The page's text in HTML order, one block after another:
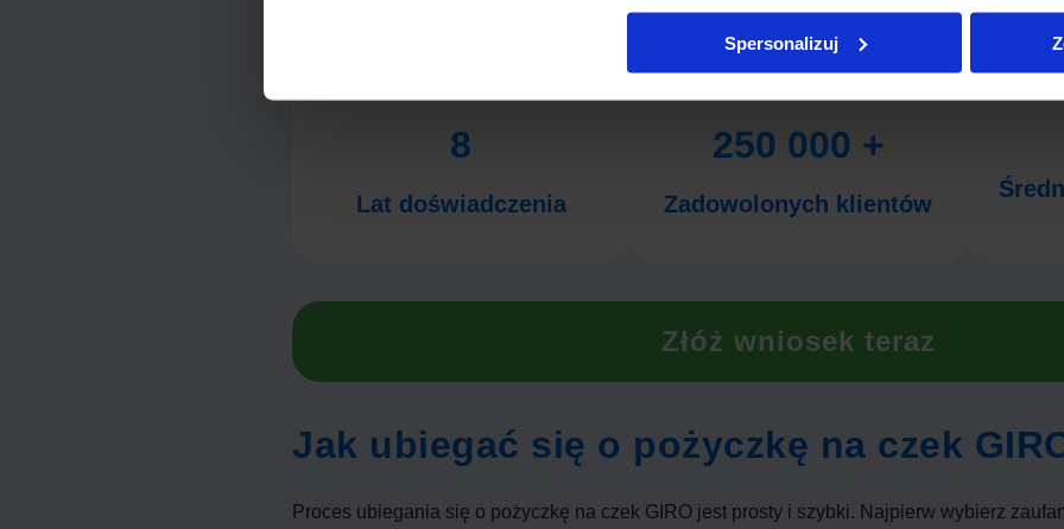
Spersonalizuj
Credum w liczbach
8
Lat doświadczenia
250 000 +
Zadowolonych klientów
Złóż wniosek teraz
Jak ubiegać się o pożyczkę na czek
Proces ubiegania się o pożyczkę na czek GIRO jest prosty i szybki. Najpierw wybierz